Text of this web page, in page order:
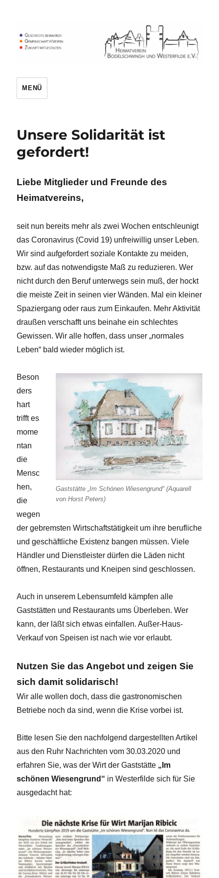
MENÜ
Unsere Solidarität ist
gefordert!
Liebe Mitglieder und Freunde des
Heimatvereins,
seit nun bereits mehr als zwei Wochen entschleunigt
das Coronavirus (Covid 19) unfreiwillig unser Leben.
Wir sind aufgefordert soziale Kontakte zu meiden,
bzw. auf das notwendigste Maß zu reduzieren. Wer
nicht durch den Beruf unterwegs sein muß, der hockt
die meiste Zeit in seinen vier Wänden. Mal ein kleiner
Spaziergang oder raus zum Einkaufen. Mehr Aktivität
draußen verschafft uns beinahe ein schlechtes
Gewissen. Wir alle hoffen, dass unser „normales
Leben“ bald wieder möglich ist.
Gaststätte „Im Schönen Wiesengrund“ (Aquarell
von Horst Peters)
Beson
ders
hart
trifft es
mome
ntan
die
Mensc
hen,
die
wegen
der gebremsten Wirtschaftstätigkeit um ihre berufliche
und geschäftliche Existenz bangen müssen. Viele
Händler und Dienstleister dürfen die Läden nicht
öffnen, Restaurants und Kneipen sind geschlossen.
Auch in unserem Lebensumfeld kämpfen alle
Gaststätten und Restaurants ums Überleben. Wer
kann, der läßt sich etwas einfallen. Außer-Haus-
Verkauf von Speisen ist nach wie vor erlaubt.
Nutzen Sie das Angebot und zeigen Sie
sich damit solidarisch!
Wir alle wollen doch, dass die gastronomischen
Betriebe noch da sind, wenn die Krise vorbei ist.
Bitte lesen Sie den nachfolgend dargestellten Artikel
aus den Ruhr Nachrichten vom 30.03.2020 und
erfahren Sie, was der Wirt der Gaststätte „Im
schönen Wiesengrund“ in Westerfilde sich für Sie
ausgedacht hat: